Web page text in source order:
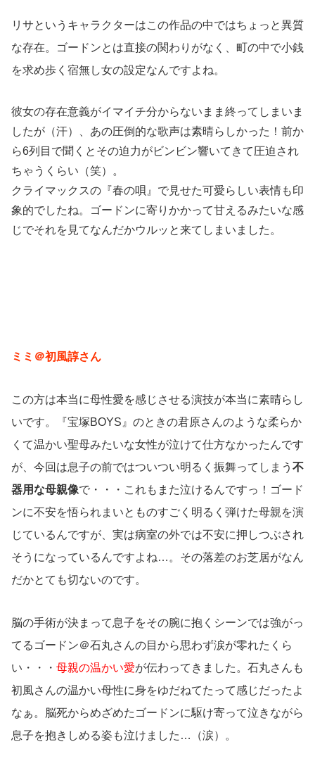
リサというキャラクターはこの作品の中ではちょっと異質
な存在。ゴードンとは直接の関わりがなく、町の中で小銭
を求め歩く宿無し女の設定なんですよね。
彼女の存在意義がイマイチ分からないまま終ってしまいま
したが（汗）、あの圧倒的な歌声は素晴らしかった！前か
ら6列目で聞くとその迫力がビンビン響いてきて圧迫され
ちゃうくらい（笑）。
クライマックスの『春の唄』で見せた可愛らしい表情も印
象的でしたね。ゴードンに寄りかかって甘えるみたいな感
じでそれを見てなんだかウルッと来てしまいました。
ミミ＠初風諄さん
この方は本当に母性愛を感じさせる演技が本当に素晴らし
いです。『宝塚BOYS』のときの君原さんのような柔らか
くて温かい聖母みたいな女性が泣けて仕方なかったんです
が、今回は息子の前ではついつい明るく振舞ってしまう 不
器用な母親像で・・・これもまた泣けるんですっ！ゴード
ンに不安を悟られまいとものすごく明るく弾けた母親を演
じているんですが、実は病室の外では不安に押しつぶされ
そうになっているんですよね…。その落差のお芝居がなん
だかとても切ないのです。
脳の手術が決まって息子をその腕に抱くシーンでは強がっ
てるゴードン＠石丸さんの目から思わず涙が零れたくら
い・・・ 母親の温かい愛が伝わってきました。石丸さんも
初風さんの温かい母性に身をゆだねてたって感じだったよ
なぁ。脳死からめざめたゴードンに駆け寄って泣きながら
息子を抱きしめる姿も泣けました…（涙）。